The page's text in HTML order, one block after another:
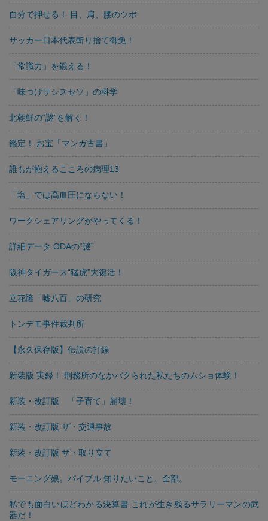
自分で押せる！ 目、肩、腰のツボ
サッカー日本代表斬り捨て御免！
「常識力」を鍛える！
「味つけサシスセソ」の科学
北朝鮮の“謎”を解く！
鑑定！ お宝「マンガ古書」
誰もが抱えるこころの病理13
「塩」では高血圧にならない！
ワークシェアリングがやってくる！
詳細データ ODAの“謎”
阪神タイガース“猛虎”大復活！
立花隆「嘘八百」の研究
トンデモ事件裁判所
【永久保存版】伝説の打線
新装版 実録！ 刑務所のなかパクられた私たちのムショ体験！
新装・改訂版 「子育て」崩壊！
新装・改訂版 ザ・交通事故
新装・改訂版 ザ・取り立て
モーニング娘。バイブル 知りたいこと、全部。
私でも面白いほどわかる決算書 これが生き残るサラリーマンの武
器だ！